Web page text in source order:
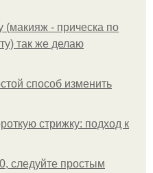
- прическа по
так же делаю
способ изменить
стрижку: подход к
следуйте простым